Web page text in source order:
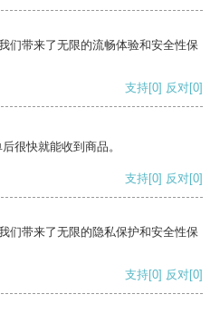
们带来了无限的流畅体验和安全性保
支持[0] 反对[0]
很快就能收到商品。
支持[0] 反对[0]
们带来了无限的隐私保护和安全性保
支持[0] 反对[0]